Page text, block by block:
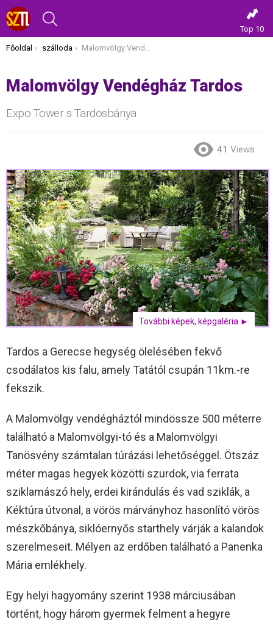
Top 10
Itt vagy most:
Főoldal szálloda Malomvölgy Vendégház Tardos
Malomvölgy Vendégház Tardos
Expo Tower s Tardosbánya
41 Views
További képek, képgaléria ►
Tardos a Gerecse hegység ölelésében fekvő
csodálatos kis falu, amely Tatától csupán 11km.-re
fekszik.
A Malomvölgy vendégháztól mindössze 500 méterre
található a Malomvölgyi-tó és a Malomvölgyi
Tanösvény számtalan túrázási lehetőséggel. Ötszáz
méter magas hegyek közötti szurdok, via ferrata
sziklamászó hely, erdei kirándulás és vad sziklák, a
Kéktúra útvonal, a vörös márványhoz hasonlító vörös
mészkőbánya, siklóernyős starthely várják a kalandok
szerelmeseit. Mélyen az erdőben található a Panenka
Mária emlékhely.
Egy helyi hagyomány szerint 1938 márciusában
történt, hogy három gyermek felment a hegyre